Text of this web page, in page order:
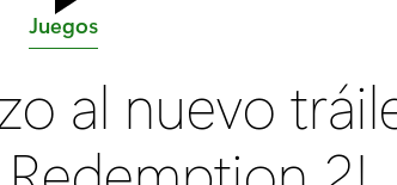
C
t
e
g
Juegos
al nuevo